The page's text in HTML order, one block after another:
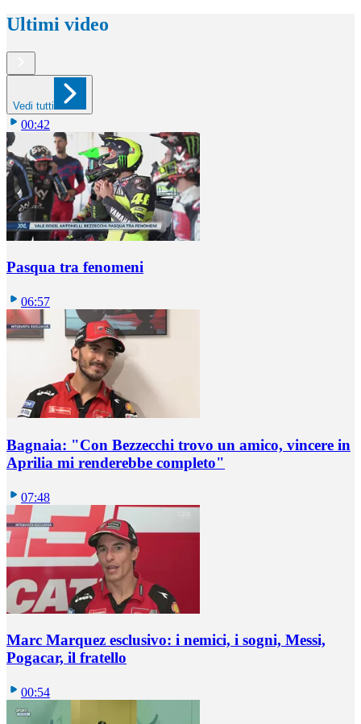
Ultimi video
Vedi tutti
00:42
Pasqua tra fenomeni
06:57
Bagnaia: "Con Bezzecchi trovo un amico, vincere in
Aprilia mi renderebbe completo"
07:48
Marc Marquez esclusivo: i nemici, i sogni, Messi,
Pogacar, il fratello
00:54